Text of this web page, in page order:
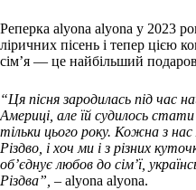
Реперка alyona alyona у 2023
ліричних пісень і тепер цією
сім’я — це найбільший
“Ця пісня зародилась під час
Америці, але їй судилось
тільки цього року. Кожна з нас
Різдво, і хоч ми і з різних
об’єднує любов до сім’ї,
Різдва”, – alyona alyona.